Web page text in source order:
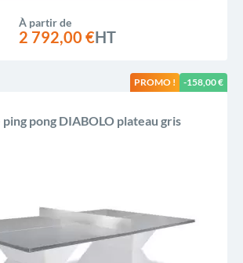
À partir de
2 792,00 €HT
ping pong DIABOLO plateau gris
PROMO ! -158,00 €